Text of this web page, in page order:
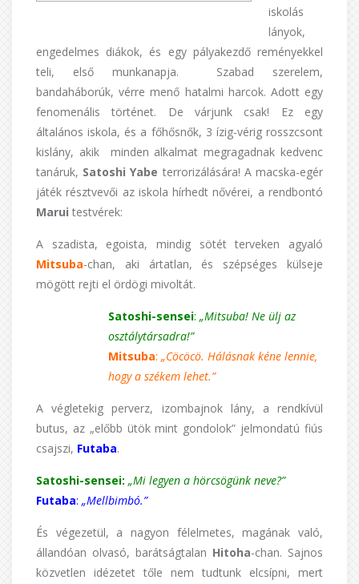
iskolás
lányok,
engedelmes diákok, és egy pályakezdő reményekkel
teli, első munkanapja. Szabad szerelem,
bandaháborúk, vérre menő hatalmi harcok. Adott egy
fenomenális történet. De várjunk csak! Ez egy
általános iskola, és a főhősnők, 3 ízig-vérig rosszcsont
kislány, akik minden alkalmat megragadnak kedvenc
tanáruk, Satoshi Yabe terrorizálására! A macska-egér
játék résztvevői az iskola hírhedt nővérei, a rendbontó
Marui testvérek:
A szadista, egoista, mindig sötét terveken agyaló
Mitsuba-chan, aki ártatlan, és szépséges külseje
mögött rejti el ördögi mivoltát.
Satoshi-sensei: „Mitsuba! Ne ülj az
osztálytársadra!”
Mitsuba: „Cöcöcö. Hálásnak kéne lennie,
hogy a székem lehet.”
A végletekig perverz, izombajnok lány, a rendkívül
butus, az „előbb ütök mint gondolok” jelmondatú fiús
csajszi, Futaba.
Satoshi-sensei: „Mi legyen a hörcsögünk neve?”
Futaba: „Mellbimbó.”
És végezetül, a nagyon félelmetes, magának való,
állandóan olvasó, barátságtalan Hitoha-chan. Sajnos
közvetlen idézetet tőle nem tudtunk elcsípni, mert